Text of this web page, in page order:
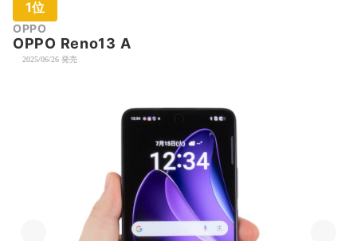
1位
OPPO
OPPO Reno13 A
2025/06/26 発売